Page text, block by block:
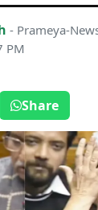
- Prameya-
PM
Share